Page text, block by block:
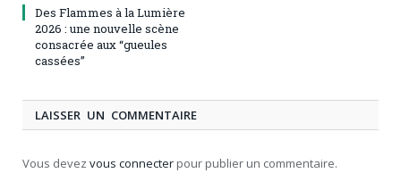
Des Flammes à la Lumière
2026 : une nouvelle scène
consacrée aux “gueules
cassées”
LAISSER UN COMMENTAIRE
Vous devez vous connecter pour publier un commentaire.